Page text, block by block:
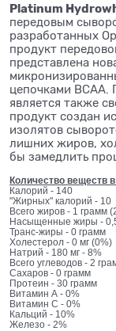
Platinum
передовым
разработанных
продукт
представлена
цепочками
является также
продукт создан
изолятов
лишних жиров,
бы замедлить
Количество веществ
Калорий - 140
"Жирных" калорий - 10
Всего жиров - 1 грамм
Насыщенные жиры -
Транс-жиры - 0 грамм
Холестерол - 0 мг (0%)
Натрий - 180 мг - 8%
Всего углеводов - 2
Сахаров - 0 грамм
Протеин - 30 грамм
Витамин А - 0%
Витамин С - 0%
Кальций - 10%
Железо - 2%